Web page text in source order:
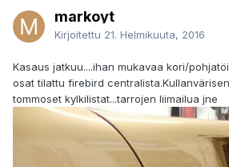
markoyt
Kirjoitettu 21. Helmikuuta, 2016
Kasaus jatkuu....ihan mukavaa kori/
osat tilattu firebird
tommoset kylkilistat...tarrojen liimailua jne